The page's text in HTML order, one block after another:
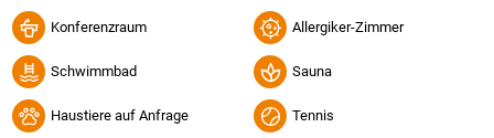
Konferenzraum Allergiker-Zimmer
Schwimmbad Sauna
Haustiere auf Anfrage Tennis